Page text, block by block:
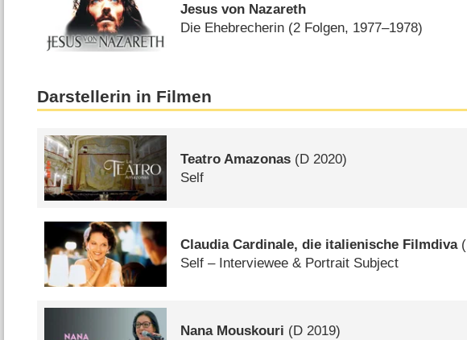
Jesus von Nazareth
Die Ehebrecherin (2 Folgen, 1977–1978)
Darstellerin in Filmen
Teatro Amazonas (D 2020)
Self
Claudia Cardinale, die italienische Filmdiva(
Self – Interviewee & Portrait Subject
Nana Mouskouri (D 2019)